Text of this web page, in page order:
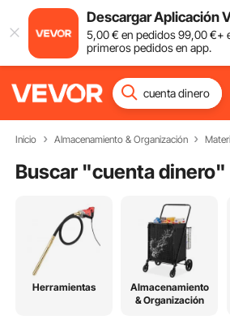
Descargar Aplicación
5,00€ en pedidos99,00€+
primeros pedidos en app.
Inicio Almacenamiento & Organización
Buscar "cuenta dinero"
Herramientas
Almacenamiento
& Organización